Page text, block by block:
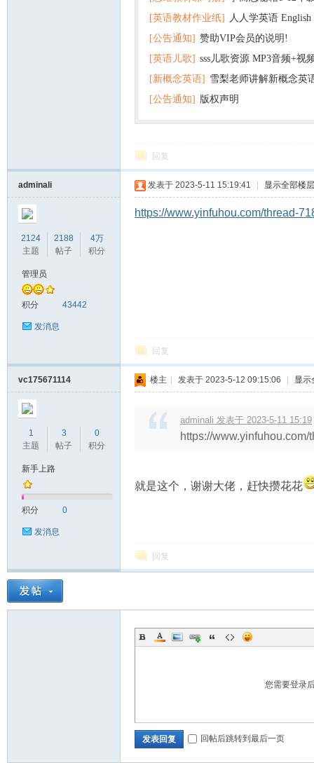
子版PDF全册 百度网盘
[英语教材作业纸] 人人学英语
版pdf 百度网盘下载
[公告通知] 赞助VIP会员的说明!
[英语儿歌] sss儿歌资源 MP3音频+视
百度云网盘下载
[新概念英语] 雪梨老师讲解新概念英
[公告通知] 版权声明
回复
adminali
2124
主题
2188
帖子
4万
积分
管理员
积分 43442
发消息
发表于 2023-5-11 15:19:41 显示全部楼层
https://www.yinfuhou.com/thread-
回复
vc175671114
1
主题
3
帖子
0
积分
新手上路
积分 0
发消息
楼主 发表于 2023-5-12 09:15:06 显示
adminali 发表于 2023-5-11 15:19
https://
就是这个，谢谢大佬，赶快攒花花
回复
您需要登录
发表回复 回帖后跳转到最后一页